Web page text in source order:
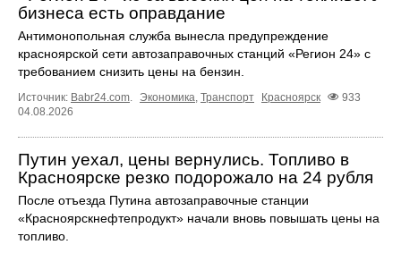
бизнеса есть оправдание
Антимонопольная служба вынесла предупреждение
красноярской сети автозаправочных станций «Регион 24» с
требованием снизить цены на бензин.
Источник: Babr24.com. Экономика, Транспорт Красноярск
933
04.08.2026
Путин уехал, цены вернулись. Топливо в
Красноярске резко подорожало на 24 рубля
После отъезда Путина автозаправочные станции
«Красноярскнефтепродукт» начали вновь повышать цены на
топливо.